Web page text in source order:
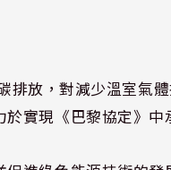
放，對減少溫室氣
實現《巴黎協定》中